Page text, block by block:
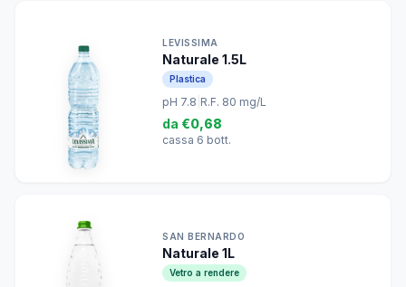
LEVISSIMA
Naturale 1.5L
Plastica
pH 7.8 R.F. 80 mg/L
da €0,68
cassa 6 bott.
SAN BERNARDO
Naturale 1L
Vetro a rendere